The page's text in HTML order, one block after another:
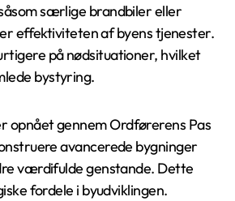
særlige brandbiler eller
effektiviteten af byens tjenester.
på nødsituationer, hvilket
bystyring.
opnået gennem Ordførerens Pas
avancerede bygninger
værdifulde genstande. Dette
fordele i byudviklingen.